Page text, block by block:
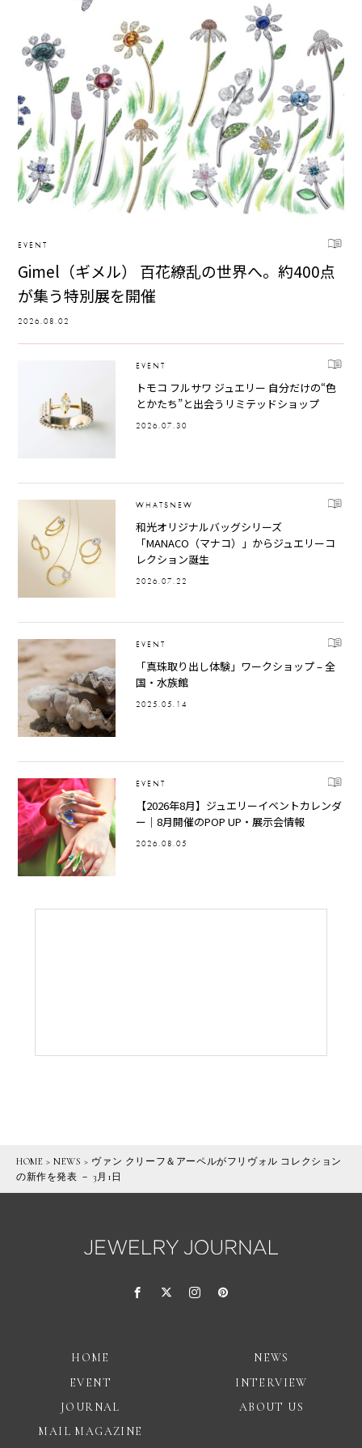
EVENT
Gimel（ギメル） 百花繚乱の世界へ。約400点
が集う特別展を開催
2026.08.02
EVENT
トモコ フルサワ ジュエリー 自分だけの“色
とかたち”と出会うリミテッドショップ
2026.07.30
WHATSNEW
和光オリジナルバッグシリーズ
「MANACO（マナコ）」からジュエリーコ
レクション誕生
2026.07.22
EVENT
「真珠取り出し体験」ワークショップ – 全
国・水族館
2025.05.14
EVENT
【2026年8月】ジュエリーイベントカレンダ
ー｜8月開催のPOP UP・展示会情報
2026.08.05
HOME >NEWS > ヴァン クリーフ＆アーペルがフリヴォル コレクション
の新作を発表 － 3月1日
HOME
NEWS
EVENT
INTERVIEW
JOURNAL
ABOUT US
MAIL MAGAZINE